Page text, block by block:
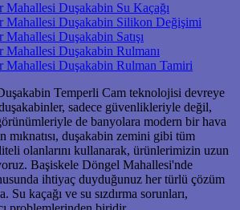
Mahallesi Duşakabin Su Kaçağı
Mahallesi Duşakabin Silikon Değişimi
Mahallesi Duşakabin Satışı
Mahallesi Duşakabin Rulmanı
Mahallesi Duşakabin Rulman Tamiri
Temperli Cam teknolojisi devreye
sadece güvenlikleriyle değil,
de banyolara modern bir hava
mıknatısı, duşakabin zemini gibi tüm
olanlarını kullanarak, ürünlerimizin uzun
Başiskele Döngel Mahallesi'nde
ihtiyaç duyduğunuz her türlü çözüm
Su kaçağı ve su sızdırma sorunları,